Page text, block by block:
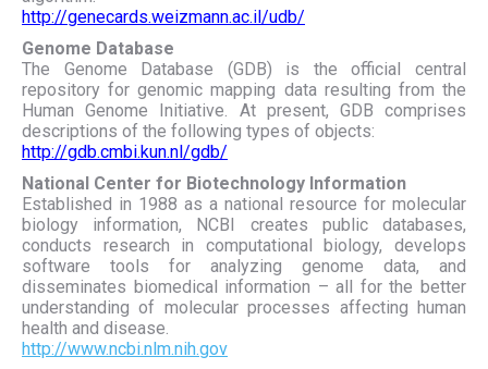
http://genecards.weizmann.ac.il/udb/
Genome Database
The Genome Database (GDB) is the official central
repository for genomic mapping data resulting from the
Human Genome Initiative. At present, GDB comprises
descriptions of the following types of objects:
http://gdb.cmbi.kun.nl/gdb/
National Center for Biotechnology Information
Established in 1988 as a national resource for molecular
biology information, NCBI creates public databases,
conducts research in computational biology, develops
software tools for analyzing genome data, and
disseminates biomedical information – all for the better
understanding of molecular processes affecting human
health and disease.
http://www.ncbi.nlm.nih.gov